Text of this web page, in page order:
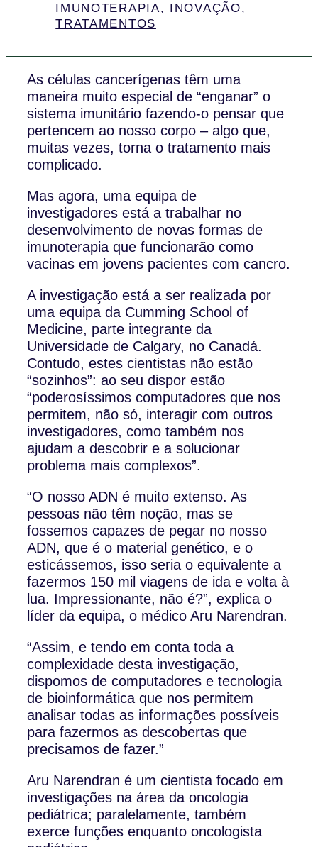
IMUNOTERAPIA, INOVAÇÃO,
TRATAMENTOS
As células cancerígenas têm uma
maneira muito especial de “enganar” o
sistema imunitário fazendo-o pensar que
pertencem ao nosso corpo – algo que,
muitas vezes, torna o tratamento mais
complicado.
Mas agora, uma equipa de
investigadores está a trabalhar no
desenvolvimento de novas formas de
imunoterapia que funcionarão como
vacinas em jovens pacientes com cancro.
A investigação está a ser realizada por
uma equipa da Cumming School of
Medicine, parte integrante da
Universidade de Calgary, no Canadá.
Contudo, estes cientistas não estão
“sozinhos”: ao seu dispor estão
“poderosíssimos computadores que nos
permitem, não só, interagir com outros
investigadores, como também nos
ajudam a descobrir e a solucionar
problema mais complexos”.
“O nosso ADN é muito extenso. As
pessoas não têm noção, mas se
fossemos capazes de pegar no nosso
ADN, que é o material genético, e o
esticássemos, isso seria o equivalente a
fazermos 150 mil viagens de ida e volta à
lua. Impressionante, não é?”, explica o
líder da equipa, o médico Aru Narendran.
“Assim, e tendo em conta toda a
complexidade desta investigação,
dispomos de computadores e tecnologia
de bioinformática que nos permitem
analisar todas as informações possíveis
para fazermos as descobertas que
precisamos de fazer.”
Aru Narendran é um cientista focado em
investigações na área da oncologia
pediátrica; paralelamente, também
exerce funções enquanto oncologista